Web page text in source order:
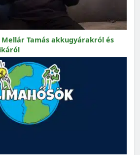
Mellár Tamás akkugyárakról és